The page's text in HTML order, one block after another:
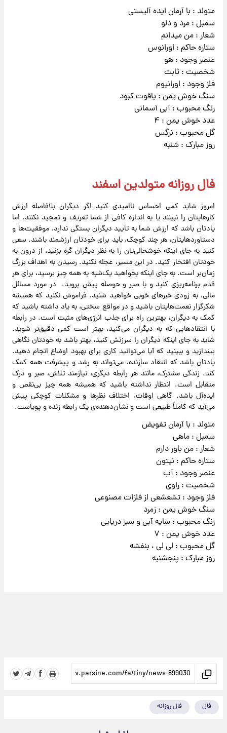
متولد : با آرمان ایده آلیستی
سمبل : مرد و دلو
شعار : من میدانم
ستاره حاکم : اورانوس
عنصر وجود : هو
شخصیت : ثابت
فلز وجود : اورانیوم
سنگ خوش یمن : یاقوت کبود
رنگ محبوب : آبی آسمانی
عدد خوش یمن : ۴
گل محبوب : نرگس
روز مبارک : شنبه
فال روزانه متولدین اسفند
امروز شاید کمی احساس ناامیدی کنید اگر دیگران بلافاصله ارزش
کارهایتان را نبینند یا به اندازه کافی از شما تعریف و تمجید نکنند. اما
یادتان باشد که ارزش شما به تایید دیگران بستگی ندارد. موفقیت‌ها و
دستاوردهایتان، هر چند کوچک، باید برای خودتان ارزشمند باشند. سعی
کنید به جای اینکه خوشحالی‌تان را به نظر دیگران گره بزنید، از درون به
خودتان افتخار کنید. در این مسیر، عجله نکنید. رسیدن به اهداف بزرگ
زمان‌بر است. به جای اینکه بخواهید یک‌شبه به همه چیز برسید، برای هر
قدم برنامه‌ریزی کنید و با صبر و حوصله پیش بروید. در مورد مسائل
مالی، به زودی خبرهای خوبی خواهید شنید. فراموش نکنید که همیشه
شکرگزار نعمت‌هایتان باشید و در مواقع سختی، به یاد داشته باشید که
کمک به دیگران، بهترین راه برای جذب انرژی‌های مثبت است. در رابطه
با انتقادهایی که به دیگران می‌کنید، بهتر است کمی دقیق‌تر شوید.
شاید به جای اینکه دیگران را سرزنش کنید، بهتر باشد به خودتان نگاهی
بیندازید و ببینید که آیا می‌توانید کاری برای بهبود اوضاع انجام دهید.
یادتان باشد که انتقاد سازنده، می‌تواند به رشد و پیشرفت همه کمک
کند. زندگی مشترک، مانند هر رابطه دیگری، نیازمند تلاش، صبر و درک
متقابل است. انتظار نداشته باشید که همیشه همه چیز بی‌نقص و
ایده‌آل باشد. گاهی اوقات، اختلاف نظرها و مشکلات کوچکی پیش
می‌آید که کاملاً طبیعی است و نشان‌دهنده‌ی یک رابطه زنده و پویاست.
متولد : با آرمان تفویض
سمبل : ماهی
شعار : من باور دارم
ستاره حاکم : نپتون
عنصر وجود : آب
شخصیت : راوی
فلز وجود : تشعشعی از فلزات مصنوعی
سنگ خوش یمن : زمرد
رنگ محبوب : سایه آبی و سبز دریایی
عدد خوش یمن : ۷
گل محبوب : لی لی ، بنفشه
روز مبارک : پنجشنبه
فال فال روزانه